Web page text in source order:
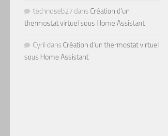
technoseb27 dans Création d’un
thermostat virtuel sous Home Assistant
Cyril dans Création d’un thermostat virtuel
sous Home Assistant